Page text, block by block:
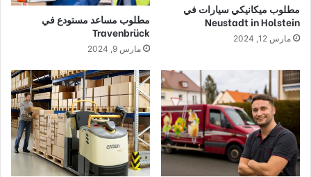
مطلوب ميكانيكي سيارات في
Neustadt in Holstein
مارس 12, 2024
مطلوب مساعد مستودع في
Travenbrück
مارس 9, 2024